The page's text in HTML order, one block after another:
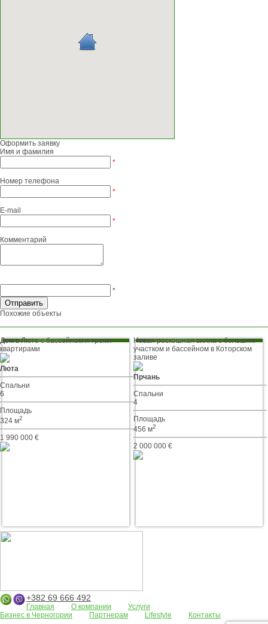
Оформить заявку
Имя и фамилия
*
Номер телефона
*
E-mail
*
Комментарий
*
Похожие объекты
Дом в Люте с бассейном и тремя
квартирами
Люта
Спальни
6
Площадь
324 м2
1 990 000 €
Новая роскошная вилла с большим
участком и бассейном в Которском
заливе
Прчань
Спальни
4
Площадь
456 м2
2 000 000 €
+382 69 666 492
Главная О компании
Услуги
Бизнес в Черногории
Партнерам Lifestyle Контакты